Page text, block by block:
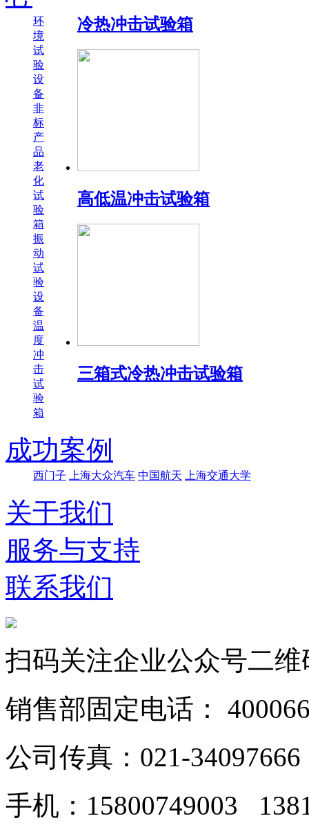
冷热冲击试验箱
高低温冲击试验箱
三箱式冷热冲击试验箱
环
境
试
验
设
备
非
标
产
品
老
化
试
验
箱
振
动
试
验
设
备
温
度
冲
击
试
验
箱
成功案例
西门子 上海大众汽车 中国航天 上海交通大学
关于我们
服务与支持
联系我们
扫码关注企业公众号二维
销售部固定电话：
公司传真：021-34097666
手机：15800749003